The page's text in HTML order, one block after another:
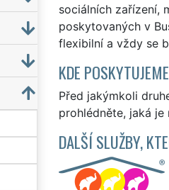
sociálních zařízení,
poskytovaných v
flexibilní a vždy se
KDE
Před jakýmkoli
prohlédněte, jaká
DALŠÍ SLUŽBY,